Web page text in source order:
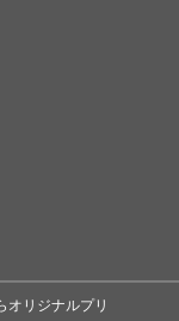
オリジナルプリ